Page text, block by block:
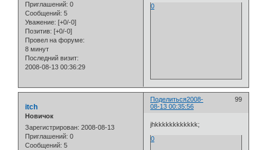
Приглашений: 0
Сообщений: 5
Уважение: [+0/-0]
Позитив: [+0/-0]
Провел на форуме:
8 минут
Последний визит:
2008-08-13 00:36:29
0
Поделиться 99
2008-
08-13 00:35:56
itch
Новичок
Зарегистрирован: 2008-08-13
Приглашений: 0
Сообщений: 5
jhkkkkkkkkkkkk;
0